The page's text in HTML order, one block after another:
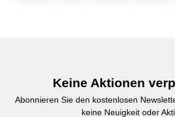
Keine Aktionen
Abonnieren Sie den kostenlosen
keine Neuigkeit oder